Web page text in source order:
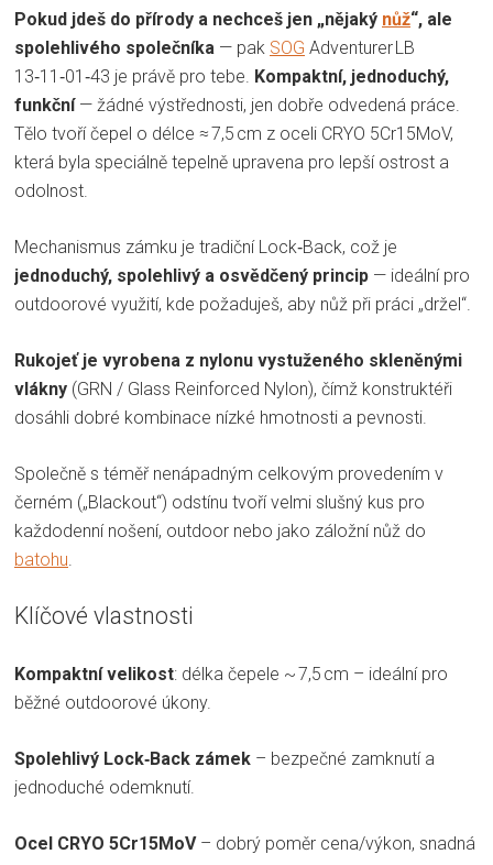
Pokud jdeš do přírody a nechceš jen „nějaký nůž“, ale
spolehlivého společníka — pak SOG Adventurer LB
13‑11‑01‑43 je právě pro tebe. Kompaktní, jednoduchý,
funkční— žádné výstřednosti, jen dobře odvedená práce.
Tělo tvoří čepel o délce ≈ 7,5 cm z oceli CRYO 5Cr15MoV,
která byla speciálně tepelně upravena pro lepší ostrost a
odolnost.
Mechanismus zámku je tradiční Lock‑Back, což je
jednoduchý, spolehlivý a osvědčený princip — ideální pro
outdoorové využití, kde požaduješ, aby nůž při práci „držel“.
Rukojeť je vyrobena z nylonu vystuženého skleněnými
vlákny (GRN / Glass Reinforced Nylon), čímž konstruktéři
dosáhli dobré kombinace nízké hmotnosti a pevnosti.
Společně s téměř nenápadným celkovým provedením v
černém („Blackout“) odstínu tvoří velmi slušný kus pro
každodenní nošení, outdoor nebo jako záložní nůž do
batohu.
Klíčové vlastnosti
Kompaktní velikost: délka čepele ~ 7,5 cm – ideální pro
běžné outdoorové úkony.
Spolehlivý Lock‑Back zámek – bezpečné zamknutí a
jednoduché odemknutí.
Ocel CRYO 5Cr15MoV– dobrý poměr cena/výkon, snadná